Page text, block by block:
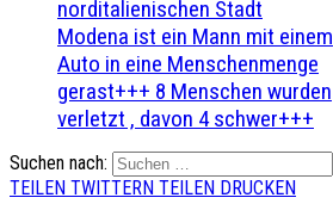
norditalienischen Stadt
Modena ist ein Mann mit einem
Auto in eine Menschenmenge
gerast+++ 8 Menschen wurden
verletzt , davon 4 schwer+++
Suchen nach:
TEILEN TWITTERN TEILEN DRUCKEN